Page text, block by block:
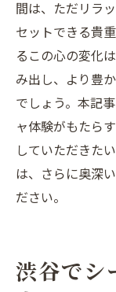
間は、ただリラ
セットできる貴
るこの心の変化
み出し、より豊
でしょう。本記
ャ体験がもたら
していただきた
は、さらに奥深
ださい。
渋谷でシ